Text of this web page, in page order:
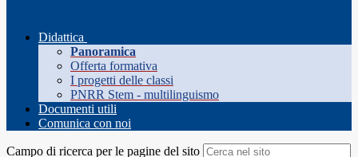
Didattica
Panoramica
Offerta formativa
I progetti delle classi
PNRR Stem - multilinguismo
Documenti utili
Comunica con noi
Campo di ricerca per le pagine del sito